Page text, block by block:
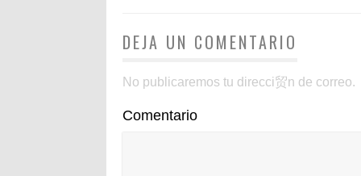
DEJA UN COMENTARIO
No publicaremos tu direcci贸n de correo.
Comentario